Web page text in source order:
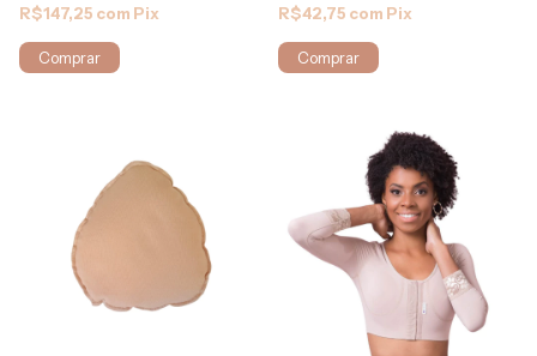
R$147,25 com Pix
Comprar
R$42,75 com Pix